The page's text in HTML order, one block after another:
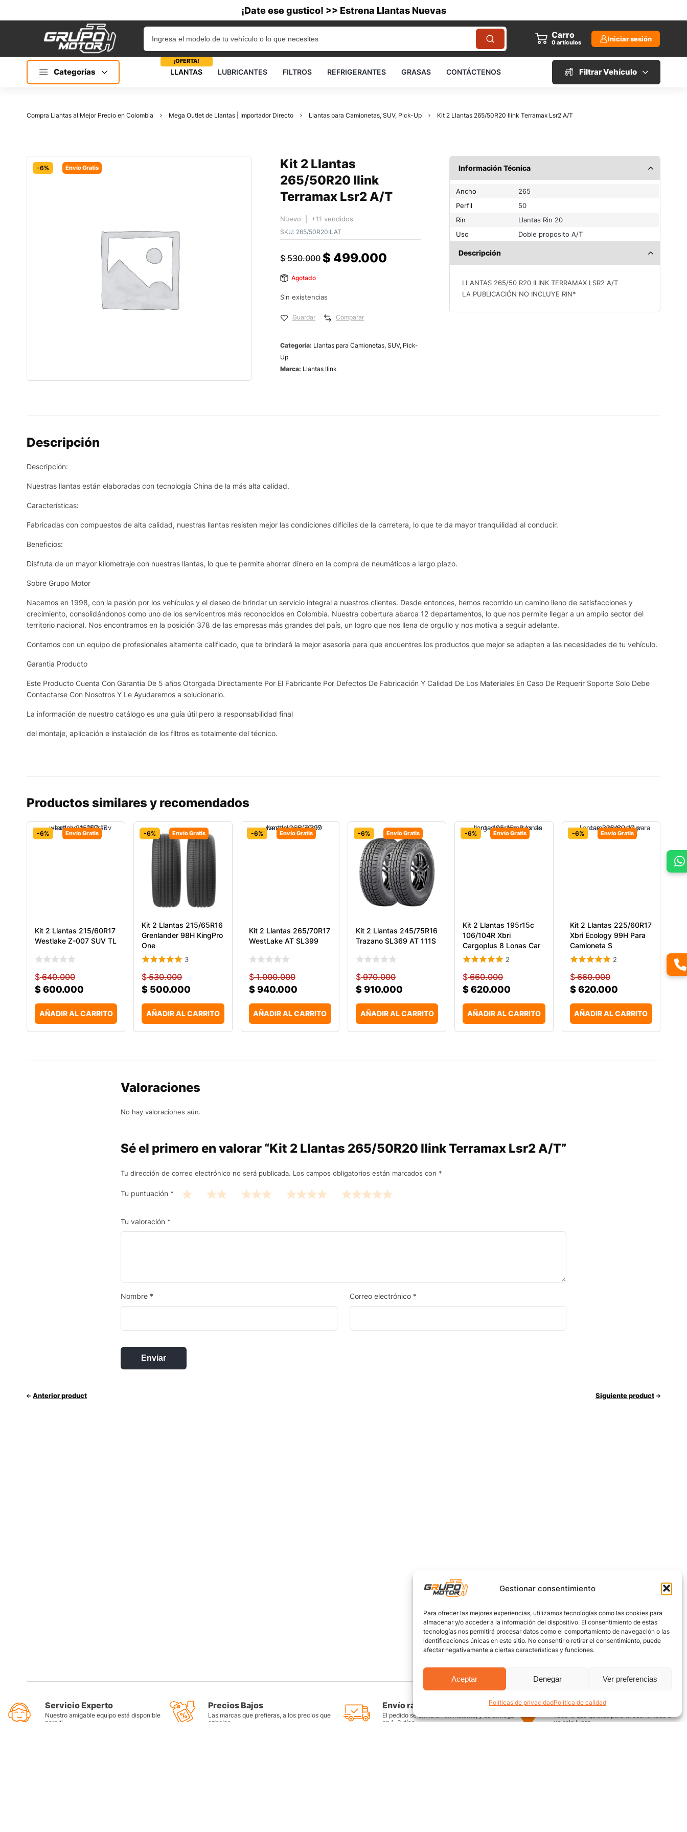
Gestionar consentimiento
Para ofrecer las mejores experiencias, utilizamos tecnologías como las cookies para
almacenar y/o acceder a la información del dispositivo. El consentimiento de estas
tecnologías nos permitirá procesar datos como el comportamiento de navegación o las
identificaciones únicas en este sitio. No consentir o retirar el consentimiento, puede
afectar negativamente a ciertas características y funciones.
Aceptar Denegar Ver preferencias
Políticas de privacidadPolítica de calidad
¡Date ese gustico! >> Estrena Llantas Nuevas
Carro
0artículos Iniciar sesión
Categorías LLANTAS
¡OFERTA!
LUBRICANTES FILTROS REFRIGERANTES GRASAS CONTÁCTENOS Filtrar Vehículo
Compra Llantas al Mejor Precio en Colombia Mega Outlet de Llantas | Importador Directo Llantas para Camionetas, SUV, Pick-Up Kit 2 Llantas 265/50R20 Ilink Terramax Lsr2 A/T
-6% Envío Gratis
Kit 2 Llantas
265/50R20 Ilink
Terramax Lsr2 A/T
Nuevo | +11 vendidos
SKU: 265/50R20ILAT
$530.000 $ 499.000
Agotado
Sin existencias
Guardar Comparar
Categoría: Llantas para Camionetas, SUV, Pick-
Up
Marca: Llantas Ilink
Información Técnica
Ancho
265
Perfil
50
Rin
Llantas Rin 20
Uso
Doble proposito A/T
Descripción
LLANTAS 265/50 R20 ILINK TERRAMAX LSR2 A/T
LA PUBLICACIÓN NO INCLUYE RIN*
Descripción
Descripción:
Nuestras llantas están elaboradas con tecnología China de la más alta calidad.
Características:
Fabricadas con compuestos de alta calidad, nuestras llantas resisten mejor las condiciones difíciles de la carretera, lo que te da mayor tranquilidad al conducir.
Beneficios:
Disfruta de un mayor kilometraje con nuestras llantas, lo que te permite ahorrar dinero en la compra de neumáticos a largo plazo.
Sobre Grupo Motor
Nacemos en 1998, con la pasión por los vehículos y el deseo de brindar un servicio integral a nuestros clientes. Desde entonces, hemos recorrido un camino lleno de satisfacciones y
crecimiento, consolidándonos como uno de los servicentros más reconocidos en Colombia. Nuestra cobertura abarca 12 departamentos, lo que nos permite llegar a un amplio sector del
territorio nacional. Nos encontramos en la posición 378 de las empresas más grandes del país, un logro que nos llena de orgullo y nos motiva a seguir adelante.
Contamos con un equipo de profesionales altamente calificado, que te brindará la mejor asesoría para que encuentres los productos que mejor se adapten a las necesidades de tu vehículo.
Garantia Producto
Este Producto Cuenta Con Garantia De 5 años Otorgada Directamente Por El Fabricante Por Defectos De Fabricación Y Calidad De Los Materiales En Caso De Requerir Soporte Solo Debe
Contactarse Con Nosotros Y Le Ayudaremos a solucionarlo.
La información de nuestro catálogo es una guía útil pero la responsabilidad final
del montaje, aplicación e instalación de los filtros es totalmente del técnico.
Productos similares y recomendados
-6% Envío Gratis
Kit 2 Llantas 215/60R17
Westlake Z-007 SUV TL
$640.000
$600.000
AÑADIR AL CARRITO
-6% Envío Gratis
Kit 2 Llantas 215/65R16
Grenlander 98H KingPro
One
3
$530.000
$ 500.000
AÑADIR AL CARRITO
-6% Envío Gratis
Kit 2 Llantas 265/70R17
WestLake AT SL399
$1.000.000
$940.000
AÑADIR AL CARRITO
-6% Envío Gratis
Kit 2 Llantas 245/75R16
Trazano SL369 AT 111S
$970.000
$910.000
AÑADIR AL CARRITO
-6% Envío Gratis
Kit 2 Llantas 195r15c
106/104R Xbri
Cargoplus 8 Lonas Car
2
$660.000
$620.000
AÑADIR AL CARRITO
-6% Envío Gratis
Kit 2 Llantas 225/60R17
Xbri Ecology 99H Para
Camioneta S
2
$660.000
$620.000
AÑADIR AL CARRITO
Valoraciones
No hay valoraciones aún.
Sé el primero en valorar “Kit 2 Llantas 265/50R20 Ilink Terramax Lsr2 A/T”
Tu dirección de correo electrónico no será publicada. Los campos obligatorios están marcados con *
Tu puntuación *
Tu valoración *
Nombre * Correo electrónico *
Anterior product Siguiente product
Servicio Experto
Nuestro amigable equipo está disponible
para ti
Precios Bajos
Las marcas que prefieras, a los precios que
anhelas
Envío rápido y seguro
El pedido se envía en un instante, y se entrega
en 1-3 días
Encuentra aquí
Todo lo que quieras para tu coche, todo en
un solo lugar